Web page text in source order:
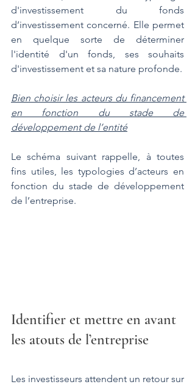
d'investissement du fonds
d’investissement concerné. Elle permet
en quelque sorte de déterminer
l'identité d'un fonds, ses souhaits
d'investissement et sa nature profonde.
Bien choisir les acteurs du financement
en fonction du stade de
développement de l’entité
Le schéma suivant rappelle, à toutes
fins utiles, les typologies d’acteurs en
fonction du stade de développement
de l’entreprise.
Identifier et mettre en avant
les atouts de l’entreprise
Les investisseurs attendent un retour sur